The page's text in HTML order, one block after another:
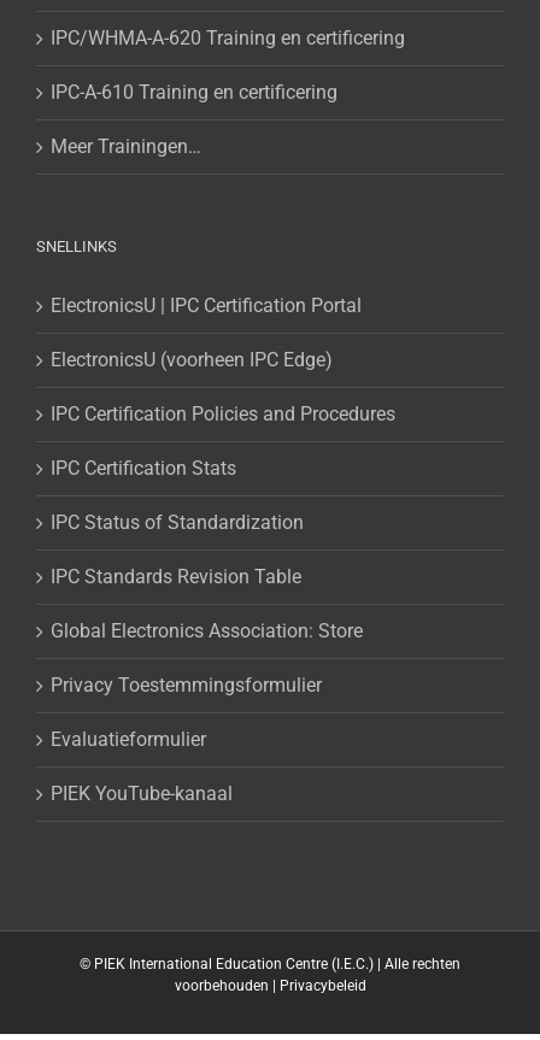
IPC/WHMA-A-620 Training en certificering
IPC-A-610 Training en certificering
Meer Trainingen…
SNELLINKS
ElectronicsU | IPC Certification Portal
ElectronicsU (voorheen IPC Edge)
IPC Certification Policies and Procedures
IPC Certification Stats
IPC Status of Standardization
IPC Standards Revision Table
Global Electronics Association: Store
Privacy Toestemmingsformulier
Evaluatieformulier
PIEK YouTube-kanaal
© PIEK International Education Centre (I.E.C.) | Alle rechten
voorbehouden |
Privacybeleid